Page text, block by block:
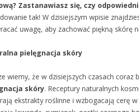
Zastanawiasz się, czy
tak! W dzisiejszym wpisie
uwagę, aby zachować piękną skórę
pielęgnacja skóry
wiemy, że w dzisiejszych czasach coraz
skóry. Receptury naturalnych
ekstrakty roślinne i wzbogacają cerę